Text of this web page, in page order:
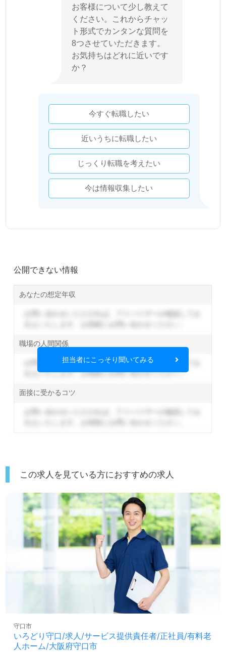
お客様について少し教えて
ください。これからチャッ
ト形式でカンタンな質問を
8つさせていただきます。
お気持ちはどれに近いです
か？
今すぐ転職したい
近いうちに転職したい
じっくり転職を考えたい
今は情報収集したい
公開できない情報
あなたの想定年収
職場の人間関係
お問い合わせいただければ、アドバイザーが確認してお
伝えいたします。お気軽にお問い合わせください。
面接に受かるコツ
担当者にこっそり聞いてみる
この求人を見ている方におすすめの求人
いろどり守口/求人/サービス提供責任者/正社員/有料老
人ホーム/大阪府守口市
守口市